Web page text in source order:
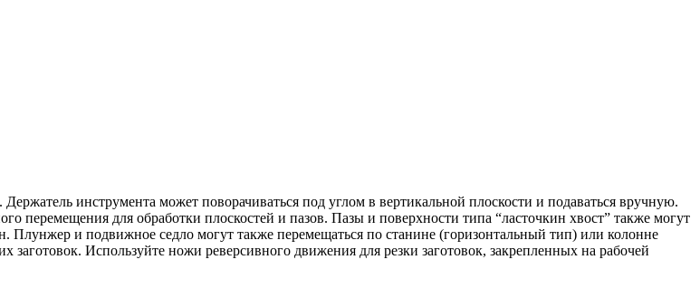
инструмента может поворачиваться под углом в вертикальной плоскости и подаваться вручную.
перемещения для обработки плоскостей и пазов. Пазы и поверхности типа “ласточкин хвост” также могут
Плунжер и подвижное седло могут также перемещаться по станине (горизонтальный тип) или колонне
Используйте ножи реверсивного движения для резки заготовок, закрепленных на рабочей